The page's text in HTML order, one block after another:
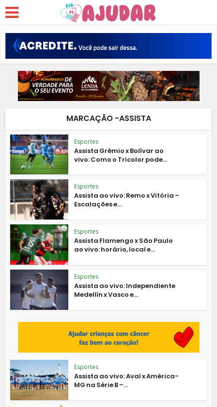
MARCAÇÃO -ASSISTA
Esportes
Assista Grêmio x Bolívar ao
vivo: Como o Tricolor pode...
Esportes
Assista ao vivo: Remo x Vitória –
Escalações e...
Esportes
Assista Flamengo x São Paulo
ao vivo: horário, local e...
Esportes
Assista ao vivo: Independiente
Medellín x Vasco e...
Esportes
Assista ao vivo: Avaí x América-
MG na Série B –...